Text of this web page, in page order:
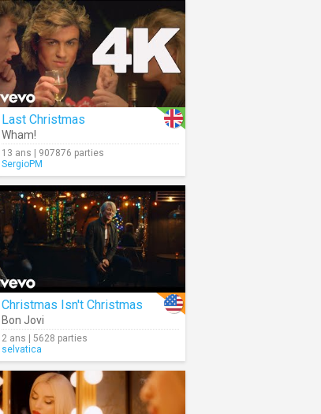
Last Christmas
Wham!
13 ans | 907876 parties
SergioPM
Christmas Isn't Christmas
Bon Jovi
2 ans | 5628 parties
selvatica